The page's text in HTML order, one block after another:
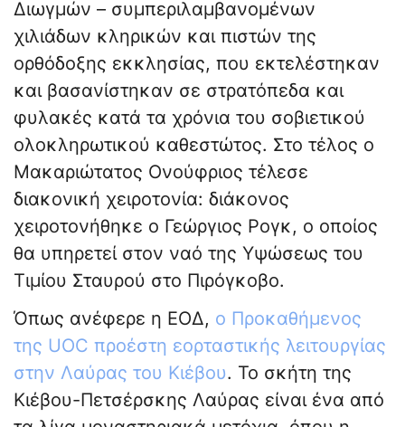
Διωγμών – συμπεριλαμβανομένων
χιλιάδων κληρικών και πιστών της
ορθόδοξης εκκλησίας, που εκτελέστηκαν
και βασανίστηκαν σε στρατόπεδα και
φυλακές κατά τα χρόνια του σοβιετικού
ολοκληρωτικού καθεστώτος. Στο τέλος ο
Μακαριώτατος Ονούφριος τέλεσε
διακονική χειροτονία: διάκονος
χειροτονήθηκε ο Γεώργιος Ρογκ, ο οποίος
θα υπηρετεί στον ναό της Υψώσεως του
Τιμίου Σταυρού στο Πιρόγκοβο.
Όπως ανέφερε η ΕΟΔ, ο Προκαθήμενος
της UOC προέστη εορταστικής λειτουργίας
στην Λαύρας του Κιέβου. Το σκήτη της
Κιέβου-Πετσέρσκης Λαύρας είναι ένα από